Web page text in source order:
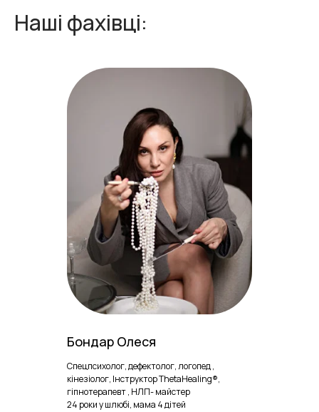
Наші фахівці:
Бондар Олеся
Спецпсихолог, дефектолог, логопед ,
кінезіолог, Інструктор ThetaHealing®,
гіпнотерапевт , НЛП- майстер
24 роки у шлюбі, мама 4 дітей